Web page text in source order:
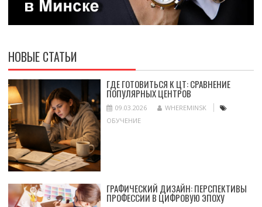
НОВЫЕ СТАТЬИ
ГДЕ ГОТОВИТЬСЯ К ЦТ: СРАВНЕНИЕ
ПОПУЛЯРНЫХ ЦЕНТРОВ
09.03.2026
WHEREMINSK
ОБУЧЕНИЕ
ГРАФИЧЕСКИЙ ДИЗАЙН: ПЕРСПЕКТИВЫ
ПРОФЕССИИ В ЦИФРОВУЮ ЭПОХУ